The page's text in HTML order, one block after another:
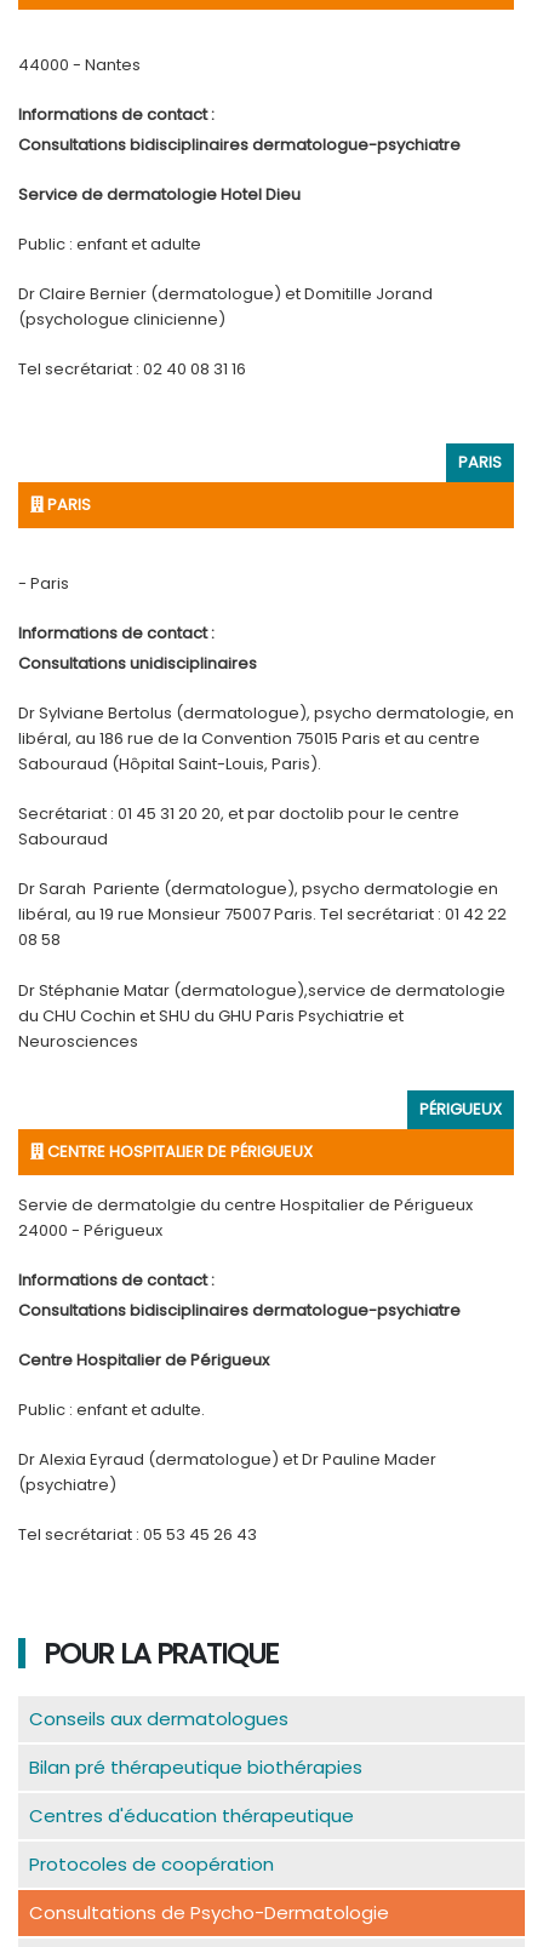
44000 - Nantes
Informations de contact :
Consultations bidisciplinaires dermatologue-psychiatre
Service de dermatologie Hotel Dieu
Public : enfant et adulte
Dr Claire Bernier (dermatologue) et Domitille Jorand
(psychologue clinicienne)
Tel secrétariat : 02 40 08 31 16
PARIS
PARIS
- Paris
Informations de contact :
Consultations unidisciplinaires
Dr Sylviane Bertolus (dermatologue), psycho dermatologie, en
libéral, au 186 rue de la Convention 75015 Paris et au centre
Sabouraud (Hôpital Saint-Louis, Paris).
Secrétariat : 01 45 31 20 20, et par doctolib pour le centre
Sabouraud
Dr Sarah Pariente (dermatologue), psycho dermatologie en
libéral, au 19 rue Monsieur 75007 Paris. Tel secrétariat : 01 42 22
08 58
Dr Stéphanie Matar (dermatologue),service de dermatologie
du CHU Cochin et SHU du GHU Paris Psychiatrie et
Neurosciences
PÉRIGUEUX
CENTRE HOSPITALIER DE PÉRIGUEUX
Servie de dermatolgie du centre Hospitalier de Périgueux
24000 - Périgueux
Informations de contact :
Consultations bidisciplinaires dermatologue-psychiatre
Centre Hospitalier de Périgueux
Public : enfant et adulte.
Dr Alexia Eyraud (dermatologue) et Dr Pauline Mader
(psychiatre)
Tel secrétariat : 05 53 45 26 43
POUR LA PRATIQUE
Conseils aux dermatologues
Bilan pré thérapeutique biothérapies
Centres d'éducation thérapeutique
Protocoles de coopération
Consultations de Psycho-Dermatologie